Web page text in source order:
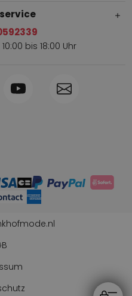
möglich
570592339
bis 18:00 Uhr